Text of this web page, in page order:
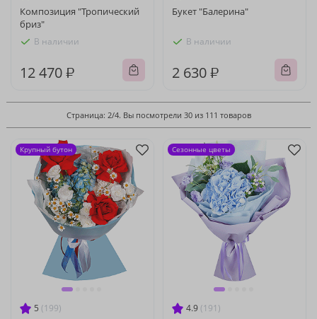
Композиция "Тропический
бриз"
В наличии
12 470 ₽
Букет "Балерина"
В наличии
2 630 ₽
Страница: 2/4. Вы посмотрели 30 из 111 товаров
5 (199)
Крупный бутон
4.9 (191)
Сезонные цветы